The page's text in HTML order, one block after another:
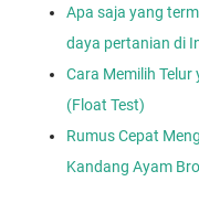
Apa saja yang
daya pertanian di
Cara Memilih Telur
(Float Test)
Rumus Cepat
Kandang Ayam